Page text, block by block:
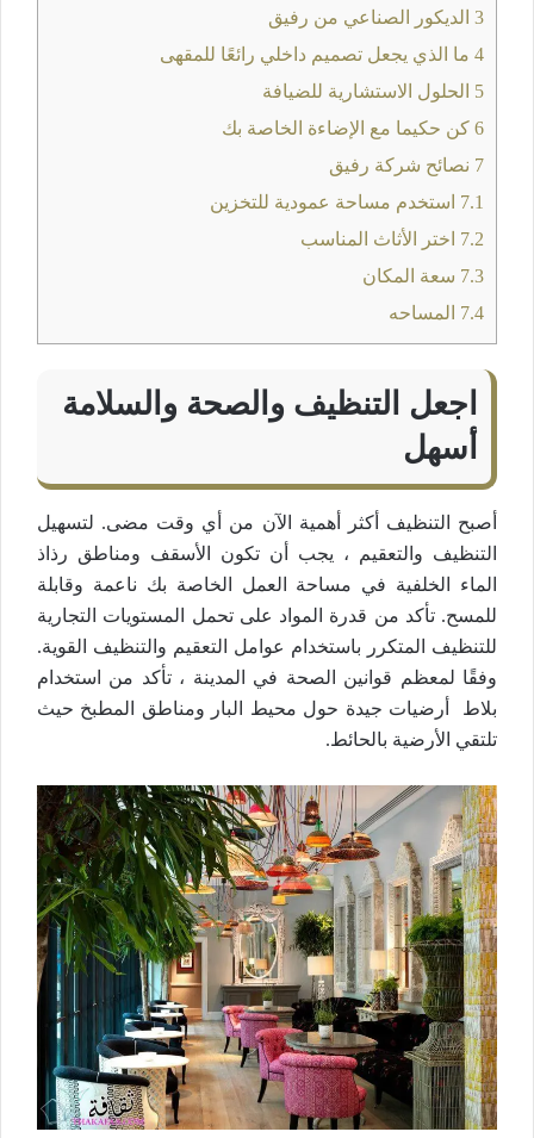
3 الديكور الصناعي من رفيق
4 ما الذي يجعل تصميم داخلي رائعًا للمقهى
5 الحلول الاستشارية للضيافة
6 كن حكيما مع الإضاءة الخاصة بك
7 نصائح شركة رفيق
7.1 استخدم مساحة عمودية للتخزين
7.2 اختر الأثاث المناسب
7.3 سعة المكان
7.4 المساحه
اجعل التنظيف والصحة والسلامة
أسهل
أصبح التنظيف أكثر أهمية الآن من أي وقت مضى. لتسهيل
التنظيف والتعقيم ، يجب أن تكون الأسقف ومناطق رذاذ
الماء الخلفية في مساحة العمل الخاصة بك ناعمة وقابلة
للمسح. تأكد من قدرة المواد على تحمل المستويات التجارية
للتنظيف المتكرر باستخدام عوامل التعقيم والتنظيف القوية.
وفقًا لمعظم قوانين الصحة في المدينة ، تأكد من استخدام
بلاط أرضيات جيدة حول محيط البار ومناطق المطبخ حيث
تلتقي الأرضية بالحائط.